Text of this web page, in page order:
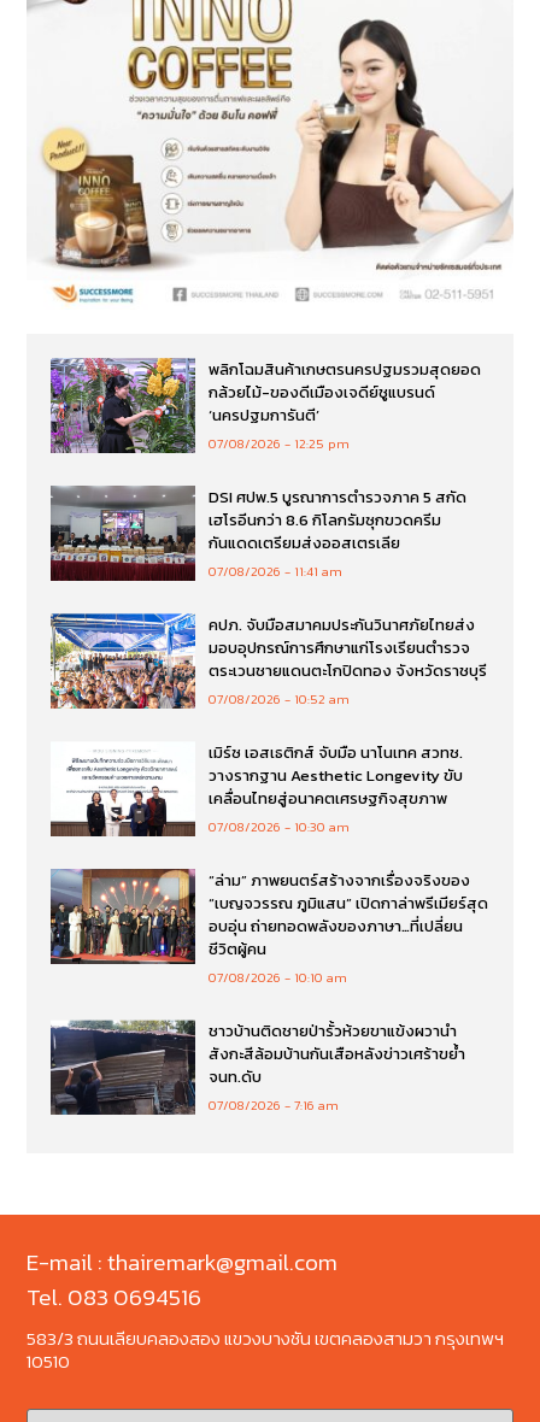
พลิกโฉมสินค้าเกษตรนครปฐมรวมสุดยอด
กล้วยไม้-ของดีเมืองเจดีย์ชูแบรนด์
‘นครปฐมการันตี’
07/08/2026 12:25 pm
DSI ศปพ.5 บูรณาการตำรวจภาค 5 สกัด
เฮโรอีนกว่า 8.6 กิโลกรัมซุกขวดครีม
กันแดดเตรียมส่งออสเตรเลีย
07/08/2026 11:41 am
คปภ. จับมือสมาคมประกันวินาศภัยไทยส่ง
มอบอุปกรณ์การศึกษาแก่โรงเรียนตำรวจ
ตระเวนชายแดนตะโกปิดทอง จังหวัดราชบุรี
07/08/2026 10:52 am
เมิร์ซ เอสเธติกส์ จับมือ นาโนเทค สวทช.
วางรากฐาน Aesthetic Longevity ขับ
เคลื่อนไทยสู่อนาคตเศรษฐกิจสุขภาพ
07/08/2026 10:30 am
“ล่าม” ภาพยนตร์สร้างจากเรื่องจริงของ
“เบญจวรรณ ภูมิแสน” เปิดกาล่าพรีเมียร์สุด
อบอุ่น ถ่ายทอดพลังของภาษา…ที่เปลี่ยน
ชีวิตผู้คน
07/08/2026 10:10 am
ชาวบ้านติดชายป่ารั้วห้วยขาแข้งผวานำ
สังกะสีล้อมบ้านกันเสือหลังข่าวเศร้าขย้ำ
จนท.ดับ
07/08/2026 7:16 am
E-mail : thairemark@gmail.com
Tel. 083 0694516
583/3 ถนนเลียบคลองสอง แขวงบางชัน เขตคลองสามวา กรุงเทพฯ
10510